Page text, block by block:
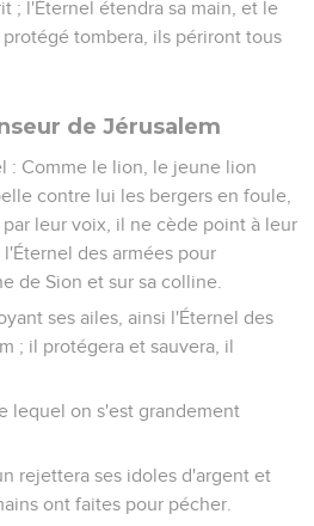
; l'Éternel étendra sa main, et le
tombera, ils périront tous
de Jérusalem
: Comme le lion, le jeune lion
contre lui les bergers en foule,
leur voix, il ne cède point à leur
des armées pour
de Sion et sur sa colline.
ses ailes, ainsi l'Éternel des
; il protégera et sauvera, il
lequel on s'est grandement
rejettera ses idoles d'argent et
ont faites pour pécher.